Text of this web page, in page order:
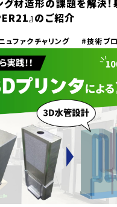
グ材造形の課題を解決
』のご紹介
ュファクチャリング #技術ブ